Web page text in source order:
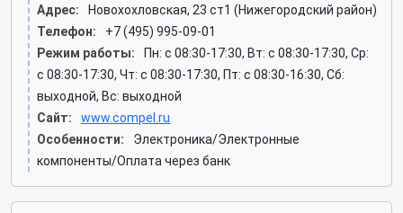
Адрес:
Новохохловская, 23 ст1 (Нижегородский район)
Телефон:
+7 (495) 995-09-01
Режим работы:
Пн: c 08:30-17:30, Вт: c 08:30-17:30, Ср:
c 08:30-17:30, Чт: c 08:30-17:30, Пт: c 08:30-16:30, Сб:
выходной, Вс: выходной
Сайт:
www.compel.ru
Особенности:
Электроника/Электронные
компоненты/Оплата через банк